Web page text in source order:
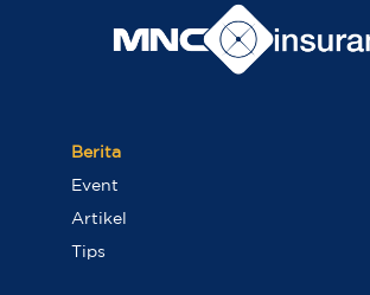
Berita
Event
Artikel
Tips